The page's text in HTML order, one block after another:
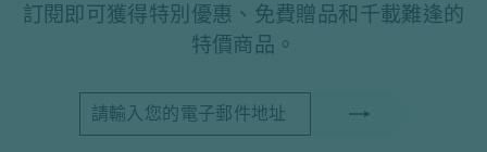
訂閱即可獲得特別優惠、免費贈品和千載難逢的
特價商品。
輸
入
閱